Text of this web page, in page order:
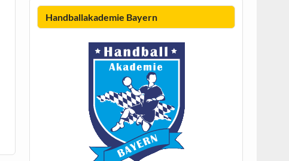
Handballakademie Bayern